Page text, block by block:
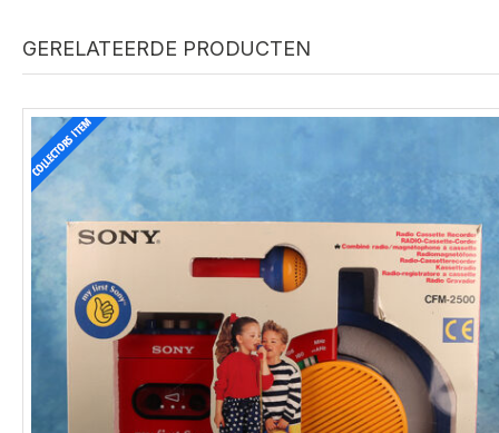
GERELATEERDE PRODUCTEN